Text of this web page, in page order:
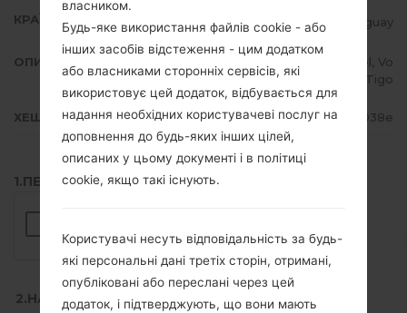
КРАЇНА Paraguay
ОПИС
Personal, Claro, Movistar, Ancel, Vo
x, Tigo
ХЕШ 1feeda23a7e3f2619d1e38d49b58038e
1.ПЕРЕВІРТИ НАЯВНІСТЬ RECAPTCHA
2.НАТИСНІТЬ, ЩОБ ЗАВАНТАЖИТИ
власником.
Будь-яке використання файлів cookie - або
інших засобів відстеження - цим додатком
або власниками сторонніх сервісів, які
використовує цей додаток, відбувається для
надання необхідних користувачеві послуг на
доповнення до будь-яких інших цілей,
описаних у цьому документі і в політиці
cookie, якщо такі існують.
Користувачі несуть відповідальність за будь-
які персональні дані третіх сторін, отримані,
опубліковані або переслані через цей
додаток, і підтверджують, що вони мають